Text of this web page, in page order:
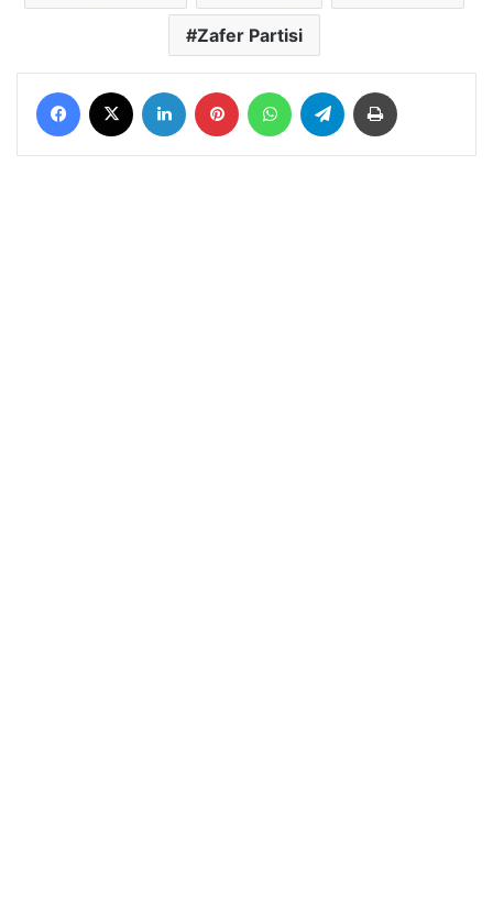
Zafer Partisi